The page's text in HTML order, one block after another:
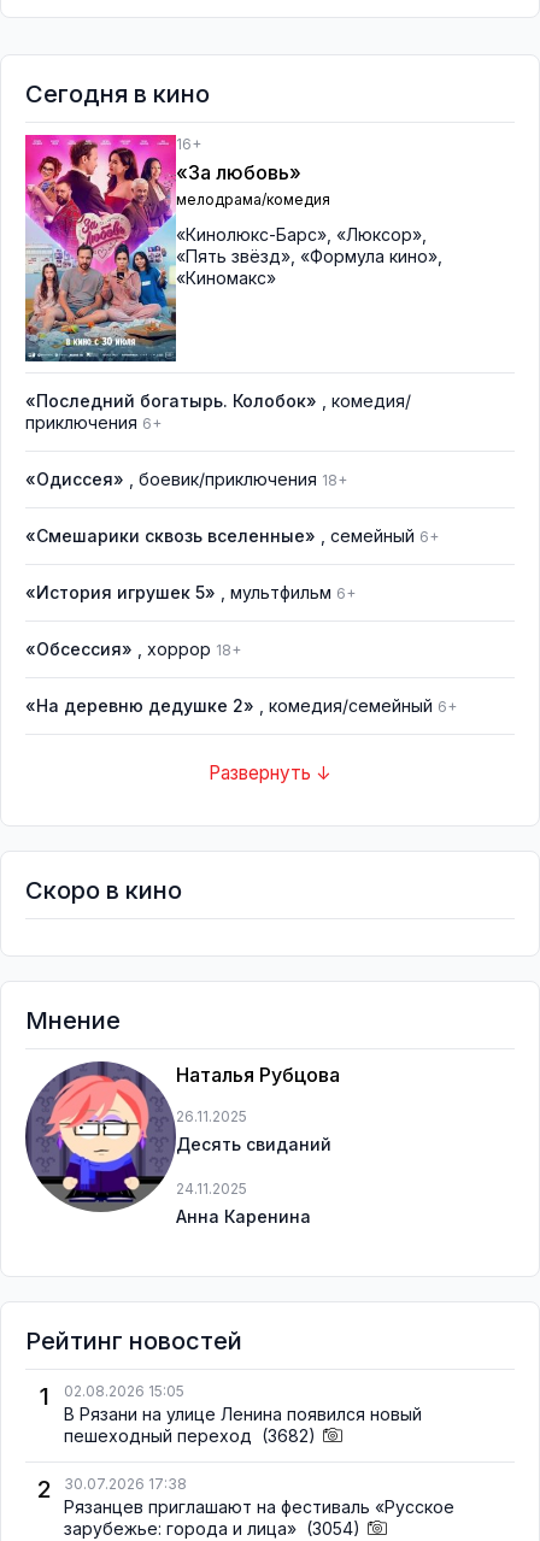
Сегодня в кино
16+
«За любовь»
мелодрама/комедия
«Кинолюкс-Барс», «Люксор»,
«Пять звёзд», «Формула кино»,
«Киномакс»
«Последний богатырь. Колобок»
, комедия/
приключения 6+
«Одиссея» , боевик/приключения 18+
«Смешарики сквозь вселенные» , семейный 6+
«История игрушек 5» , мультфильм 6+
«Обсессия» , хоррор 18+
«На деревню дедушке 2» , комедия/семейный 6+
Развернуть ↓
Скоро в кино
Мнение
Наталья Рубцова
26.11.2025
Десять свиданий
24.11.2025
Анна Каренина
Рейтинг новостей
1
02.08.2026 15:05
В Рязани на улице Ленина появился новый
пешеходный переход (3682)
2 30.07.2026 17:38
Рязанцев приглашают на фестиваль «Русское
зарубежье: города и лица» (3054)